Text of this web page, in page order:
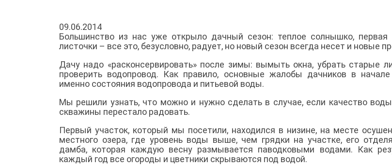
09.06.2014
Большинство из нас уже открыло дачный сезон: теплое солнышко, первая
листочки – все это, безусловно, радует, но новый сезон всегда несет и новые
Дачу надо «расконсервировать» после зимы: вымыть окна, убрать старые
проверить водопровод. Как правило, основные жалобы дачников в
именно состояния водопровода и питьевой воды.
Мы решили узнать, что можно и нужно сделать в случае, если качество
скважины перестало радовать.
Первый участок, который мы посетили, находился в низине, на месте
местного озера, где уровень воды выше, чем грядки на участке, его
дамба, которая каждую весну размывается паводковыми водами. Как
каждый год все огороды и цветники скрываются под водой.